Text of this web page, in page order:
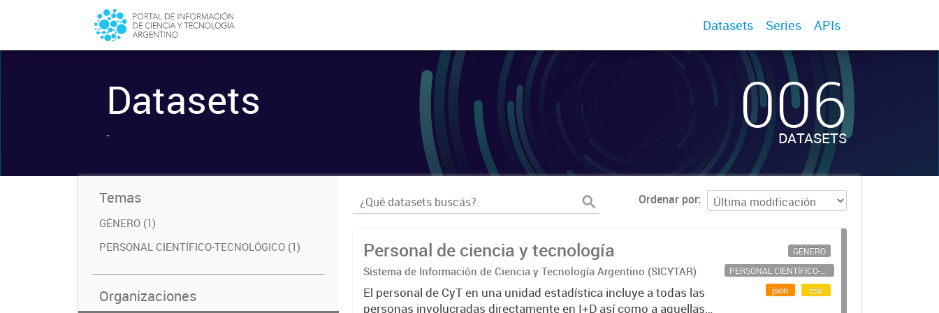
Datasets Series APIs
Datasets
- 006
DATASETS
Temas
GÉNERO (1)
PERSONAL CIENTÍFICO-TECNOLÓGICO (1)
Organizaciones
Ordenar por
Personal de ciencia y tecnología
Sistema de Información de Ciencia y Tecnología Argentino (SICYTAR)
El personal de CyT en una unidad estadística incluye a todas las
personas involucradas directamente en I+D así como a aquellas
GÉNERO
PERSONAL CIENTÍFICO-TECNOLÓGICO
json
csv